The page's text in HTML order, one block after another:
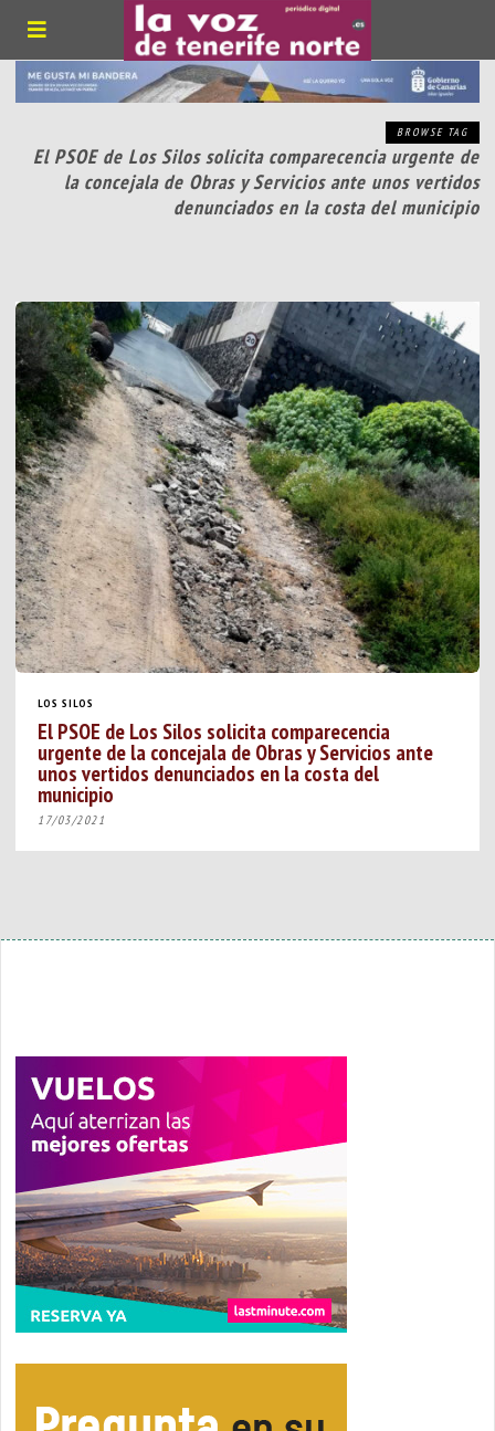
BROWSE TAG
El PSOE de Los Silos solicita comparecencia urgente de
la concejala de Obras y Servicios ante unos vertidos
denunciados en la costa del municipio
LOS SILOS
El PSOE de Los Silos solicita comparecencia
urgente de la concejala de Obras y Servicios ante
unos vertidos denunciados en la costa del
municipio
17/03/2021